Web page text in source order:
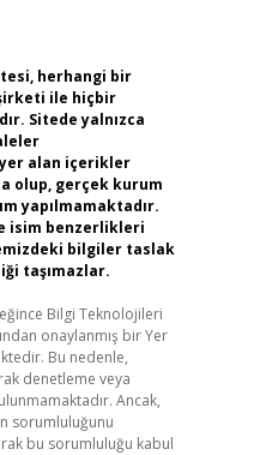
herhangi bir
ile hiçbir
Sitede yalnızca
alan içerikler
olup, gerçek kurum
yapılmamaktadır.
isim benzerlikleri
bilgiler taslak
taşımazlar.
Bilgi Teknolojileri
onaylanmış bir Yer
Bu nedenle,
denetleme veya
Ancak,
sorumluluğunu
bu sorumluluğu kabul